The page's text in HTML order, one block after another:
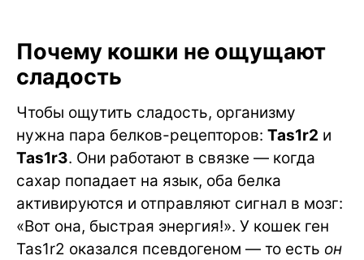
Почему кошки не ощущают
сладость
Чтобы ощутить сладость, организму
нужна пара белков-рецепторов: Tas1r2 и
Tas1r3. Они работают в связке — когда
сахар попадает на язык, оба белка
активируются и отправляют сигнал в мозг:
«Вот она, быстрая энергия!». У кошек ген
Tas1r2 оказался псевдогеном — то есть он